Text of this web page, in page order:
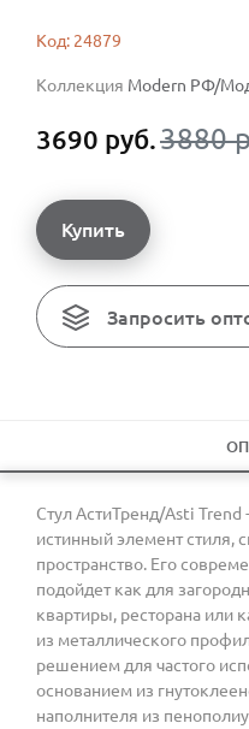
Код: 24879
Коллекция Modern РФ/
3690 руб.3880
Купить
Запросить
Стул АстиТренд/Asti
истинный элемент стиля,
пространство. Его
подойдет как для
квартиры, ресторана или
из металлического
решением для частого
основанием из
наполнителя из